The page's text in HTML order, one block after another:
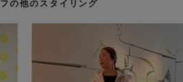
の他のスタイリング